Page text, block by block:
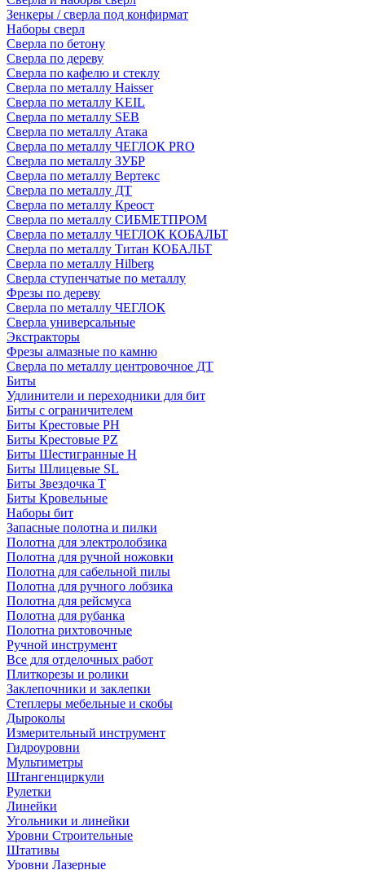
Зенкеры / сверла под конфирмат
Наборы сверл
Сверла по бетону
Сверла по дереву
Сверла по кафелю и стеклу
Сверла по металлу Haisser
Сверла по металлу KEIL
Сверла по металлу SEB
Сверла по металлу Атака
Сверла по металлу ЧЕГЛОК PRO
Сверла по металлу ЗУБР
Сверла по металлу Вертекс
Сверла по металлу ДТ
Сверла по металлу Креост
Сверла по металлу СИБМЕТПРОМ
Сверла по металлу ЧЕГЛОК КОБАЛЬТ
Сверла по металлу Титан КОБАЛЬТ
Сверла по металлу Hilberg
Сверла ступенчатые по металлу
Фрезы по дереву
Сверла по металлу ЧЕГЛОК
Сверла универсальные
Экстракторы
Фрезы алмазные по камню
Сверла по металлу центровочное ДТ
Биты
Удлинители и переходники для бит
Биты с ограничителем
Биты Крестовые PH
Биты Крестовые PZ
Биты Шестигранные H
Биты Шлицевые SL
Биты Звездочка T
Биты Кровельные
Наборы бит
Запасные полотна и пилки
Полотна для электролобзика
Полотна для ручной ножовки
Полотна для сабельной пилы
Полотна для ручного лобзика
Полотна для рейсмуса
Полотна для рубанка
Полотна рихтовочные
Ручной инструмент
Все для отделочных работ
Плиткорезы и ролики
Заклепочники и заклепки
Степлеры мебельные и скобы
Дыроколы
Измерительный инструмент
Гидроуровни
Мультиметры
Штангенциркули
Рулетки
Линейки
Угольники и линейки
Уровни Строительные
Штативы
Уровни Лазерные